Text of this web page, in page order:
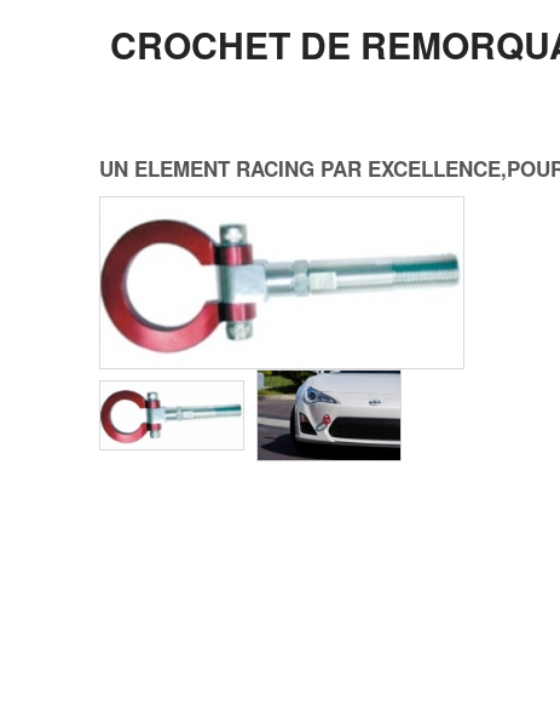
CROCHET DE
UN ELEMENT RACING PAR